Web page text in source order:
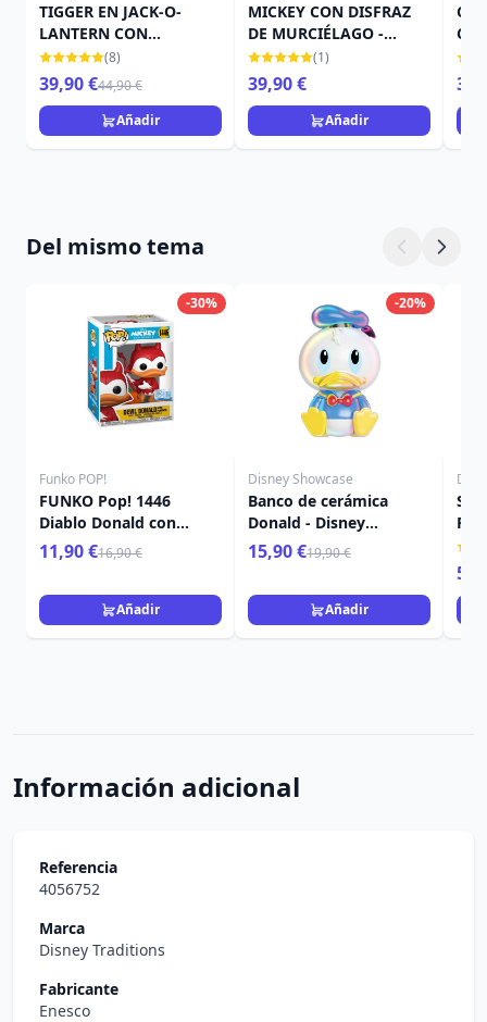
TIGGER EN JACK-O-
LANTERN CON
MURCIÉLAGO - DISNEY
TRADITIONS
(8)
39,90 €44,90 €
Añadir
MICKEY CON DISFRAZ
DE MURCIÉLAGO -
DISNEY TRADITIONS
(1)
39,90 €
Añadir
Del mismo tema
-30%
Funko POP!
FUNKO Pop! 1446
Diablo Donald con
calabaza - Disney
11,90 €16,90 €
Añadir
-20%
Disney Showcase
Banco de cerámica
Donald - Disney
Showcase
15,90 €19,90 €
Añadir
Información adicional
Referencia
4056752
Marca
Disney Traditions
Fabricante
Enesco